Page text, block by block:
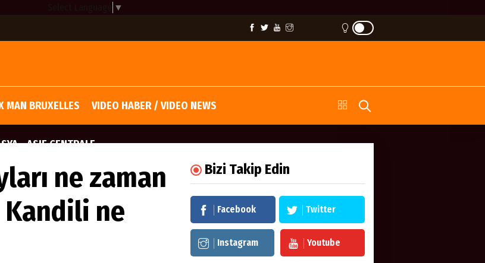
▼
MAN BRUXELLES VIDEO HABER / VIDEO NEWS
- ASIE CENTRALE
ne zaman
Kandili ne
Bizi Takip Edin
Facebook Twitter
Instagram Youtube